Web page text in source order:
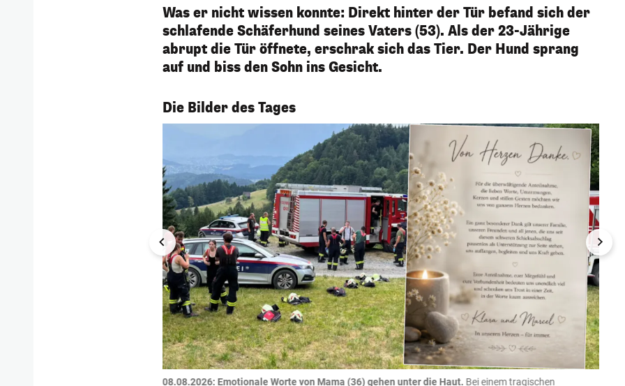
Was er nicht wissen konnte: Direkt hinter der Tür befand sich der
schlafende Schäferhund seines Vaters (53). Als der 23-Jährige
abrupt die Tür öffnete, erschrak sich das Tier. Der Hund sprang
auf und biss den Sohn ins Gesicht.
Die Bilder des Tages
1/56
08.08.2026: Emotionale Worte von Mama (36) gehen unter die Haut. Bei einem tragischen